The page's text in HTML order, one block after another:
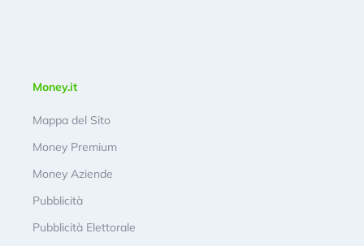
Money.it
Mappa del Sito
Money Premium
Money Aziende
Pubblicità
Pubblicità Elettorale